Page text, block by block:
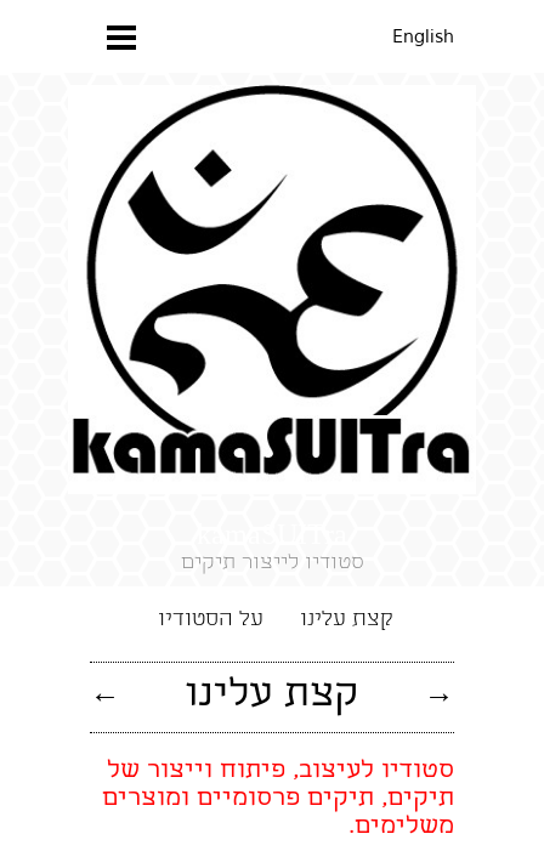
English
סטודיו לייצור תיקים
קצת עלינו על הסטודיו
קצת עלינו ← →
סטודיו לעיצוב, פיתוח וייצור של
תיקים, תיקים פרסומיים ומוצרים
משלימים.